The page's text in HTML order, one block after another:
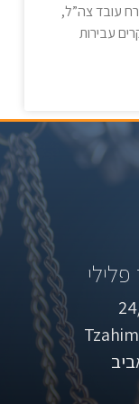
עובד צה”ל,
עבירות